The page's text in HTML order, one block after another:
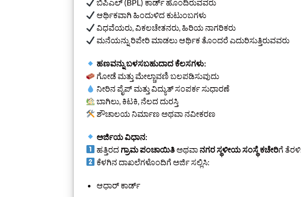
ಬಿಪಿಎಲ್ (BPL) ಕಾರ್ಡ್ ಹೊಂದಿರುವವರು
ಆರ್ಥಿಕವಾಗಿ ಹಿಂದುಳಿದ ಕುಟುಂಬಗಳು
ವಿಧವೆಯರು, ವಿಕಲಚೇತನರು, ಹಿರಿಯ ನಾಗರಿಕರು
ಮನೆಯನ್ನು ರಿಪೇರಿ ಮಾಡಲು ಆರ್ಥಿಕ ತೊಂದರೆ ಎದುರಿಸುತ್ತಿರುವವರು
ಹಣವನ್ನು ಬಳಸಬಹುದಾದ ಕೆಲಸಗಳು:
ಗೋಡೆ ಮತ್ತು ಮೇಲ್ಚಾವಣಿ ಬಲಪಡಿಸುವುದು
ನೀರಿನ ಪೈಪ್ ಮತ್ತು ವಿದ್ಯುತ್ ಸಂಪರ್ಕ ಸುಧಾರಣೆ
ಬಾಗಿಲು, ಕಿಟಕಿ, ನೆಲದ ದುರಸ್ತಿ
ಶೌಚಾಲಯ ನಿರ್ಮಾಣ ಅಥವಾ ನವೀಕರಣ
ಅರ್ಜಿಯ ವಿಧಾನ:
ಹತ್ತಿರದ ಗ್ರಾಮ ಪಂಚಾಯಿತಿಅಥವಾನಗರ ಸ್ಥಳೀಯ ಸಂಸ್ಥೆ ಕಚೇರಿಗೆ ತೆರಳಿ.
ಕೆಳಗಿನ ದಾಖಲೆಗಳೊಂದಿಗೆ ಅರ್ಜಿ ಸಲ್ಲಿಸಿ:
ಆಧಾರ್ ಕಾರ್ಡ್